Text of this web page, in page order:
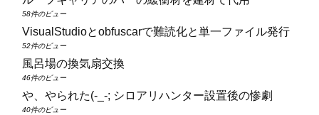
58件のビュー
VisualStudioとobfuscarで難読化と単一ファイル発行
52件のビュー
風呂場の換気扇交換
46件のビュー
や、やられた(-_-; シロアリハンター設置後の惨劇
40件のビュー